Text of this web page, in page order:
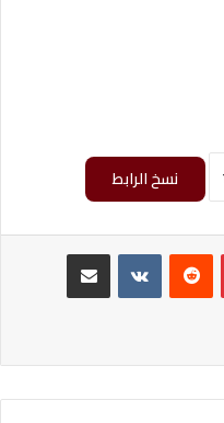
نسخ الرابط
بينتيريست